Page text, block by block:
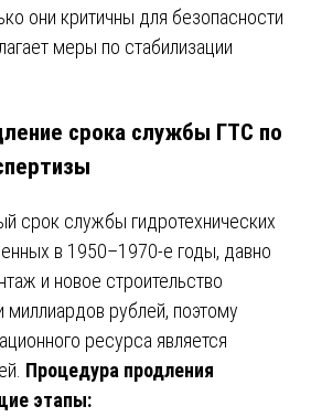
они критичны для безопасности
меры по стабилизации
срока службы ГТС по
срок службы гидротехнических
в 1950–1970-е годы, давно
и новое строительство
миллиардов рублей, поэтому
ресурса является
Процедура продления
этапы: